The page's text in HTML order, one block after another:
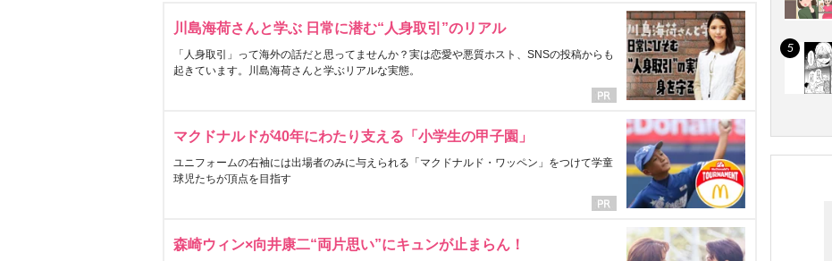
川島海荷さんと学ぶ 日常に潜む“人身取引”のリアル
「人身取引」って海外の話だと思ってませんか？実は恋愛や悪質ホスト、SNSの投稿からも
起きています。川島海荷さんと学ぶリアルな実態。
マクドナルドが40年にわたり支える「小学生の甲子園」
ユニフォームの右袖には出場者のみに与えられる「マクドナルド・ワッペン」をつけて学童
球児たちが頂点を目指す
森崎ウィン×向井康二“両片思い”にキュンが止まらん！